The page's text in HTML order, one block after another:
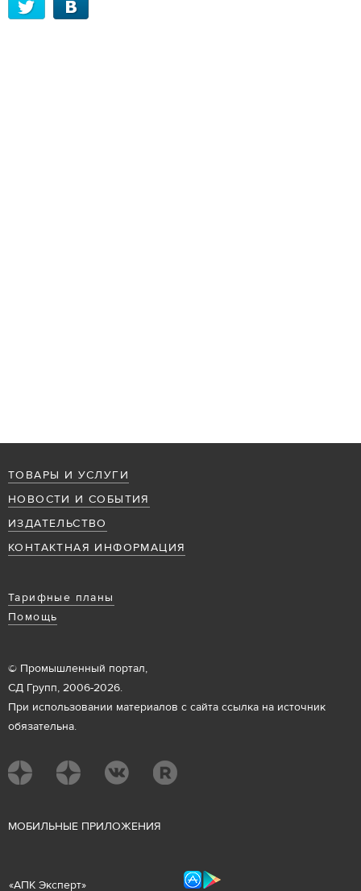
ТОВАРЫ И УСЛУГИ
НОВОСТИ И СОБЫТИЯ
ИЗДАТЕЛЬСТВО
КОНТАКТНАЯ ИНФОРМАЦИЯ
Тарифные планы
Помощь
© Промышленный портал,
СД Групп, 2006-2026.
При использовании материалов с сайта ссылка на источник
обязательна.
МОБИЛЬНЫЕ ПРИЛОЖЕНИЯ
«АПК Эксперт»